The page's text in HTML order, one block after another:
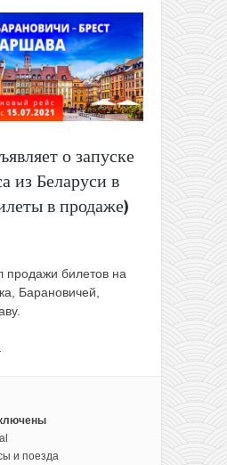
о запуске
из Беларуси в
в продаже)
продажи билетов на
Барановичей,
и поезда